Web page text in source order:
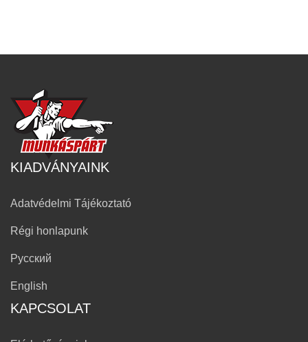
KIADVÁNYAINK
Adatvédelmi Tájékoztató
Régi honlapunk
Русский
English
KAPCSOLAT